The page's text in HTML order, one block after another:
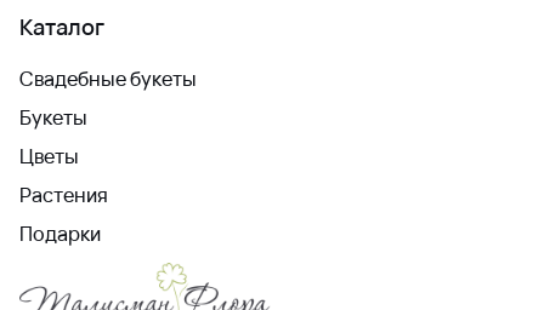
Каталог
Свадебные букеты
Букеты
Цветы
Растения
Подарки